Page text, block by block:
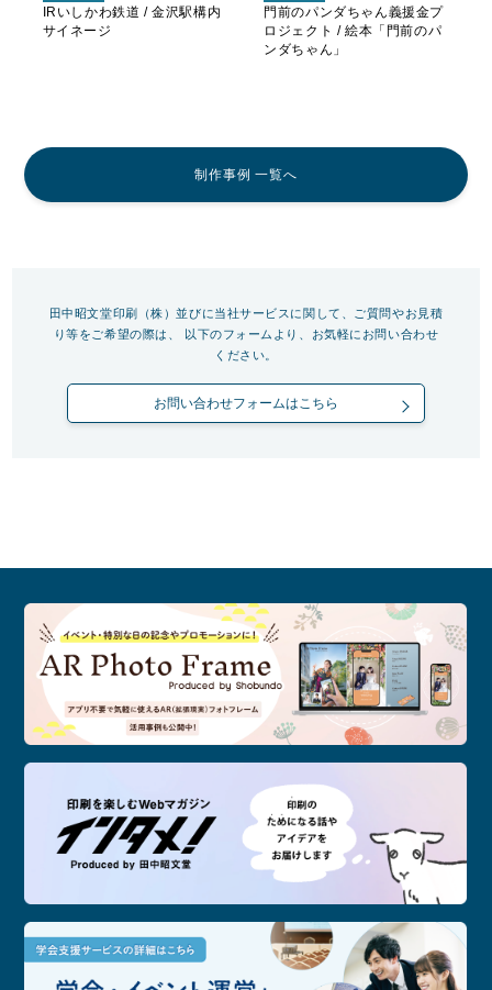
IRいしかわ鉄道 / 金沢駅構内
サイネージ
門前のパンダちゃん義援金プ
ロジェクト / 絵本「門前のパ
ンダちゃん」
制作事例 一覧へ
田中昭文堂印刷（株）並びに当社サービスに関して、ご質問やお見積
り等をご希望の際は、
以下のフォームより、お気軽にお問い合わせ
ください。
お問い合わせフォームはこちら